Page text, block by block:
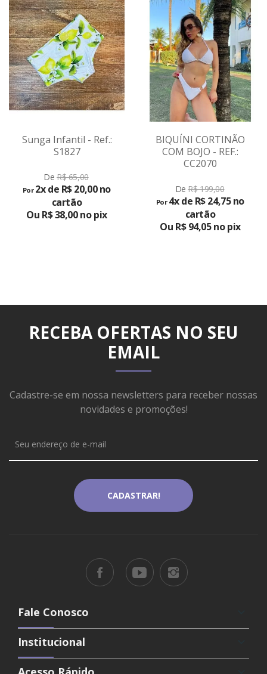
Sunga Infantil - Ref.:
S1827
DeR$ 65,00
Por 2x de R$ 20,00 no
cartão
Ou R$ 38,00 no pix
PRODUTO
BIQUÍNI CORTINÃO
COM BOJO - REF.:
CC2070
DeR$ 199,00
Por 4x de R$ 24,75 no
cartão
Ou R$ 94,05 no pix
RECEBA OFERTAS NO SEU
EMAIL
Cadastre-se em nossa newsletters para receber nossas
novidades e promoções!
Fale Conosco
Institucional